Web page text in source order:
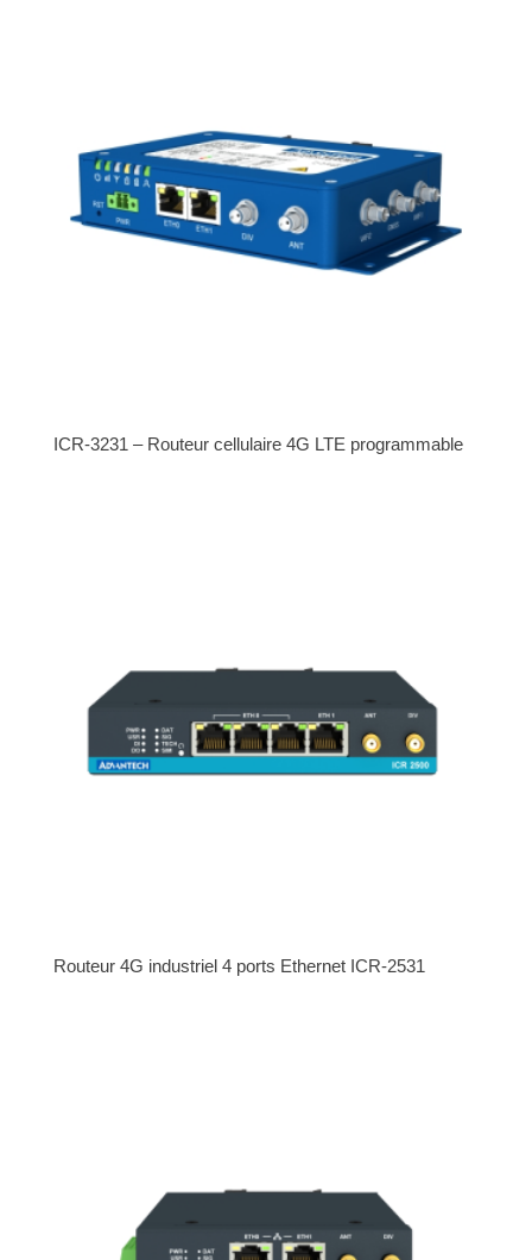
ICR-3231 – Routeur cellulaire 4G LTE programmable
Routeur 4G industriel 4 ports Ethernet ICR-2531